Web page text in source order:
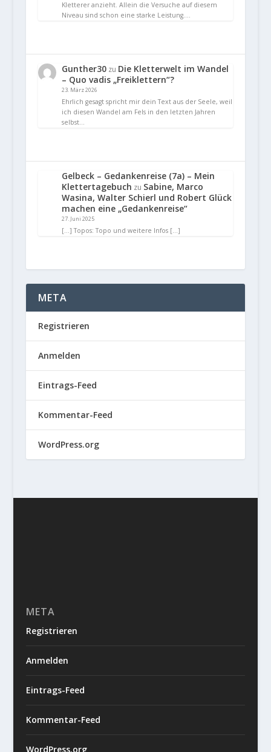
Kletterer anzieht. Allein die Versuche auf diesem
Niveau sind schon eine starke Leistung.…
Gunther30zu Die Kletterwelt im Wandel
– Quo vadis „Freiklettern“?
23. März 2026
Ehrlich gesagt spricht mir dein Text aus der Seele, weil
ich diesen Wandel am Fels in den letzten Jahren
selbst…
Gelbeck – Gedankenreise (7a) – Mein
Klettertagebuch zu Sabine, Marco
Wasina, Walter Schierl und Robert Glück
machen eine „Gedankenreise“
27. Juni 2025
[…] Topos: Topo und weitere Infos […]
META
Registrieren
Anmelden
Eintrags-Feed
Kommentar-Feed
WordPress.org
META
Registrieren
Anmelden
Eintrags-Feed
Kommentar-Feed
WordPress.org